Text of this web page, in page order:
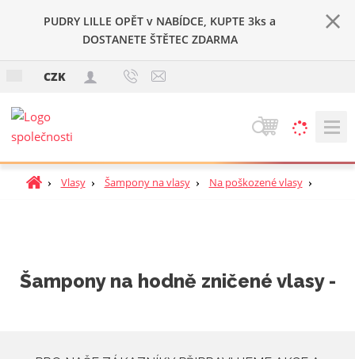
PUDRY LILLE OPĚT v NABÍDCE, KUPTE 3ks a
DOSTANETE ŠTĚTEC ZDARMA
CZK
V
h
l
Ú
s
n
Vlasy Šampony na vlasy Na poškozené vlasy
Šampony na hodně zničené vlasy -